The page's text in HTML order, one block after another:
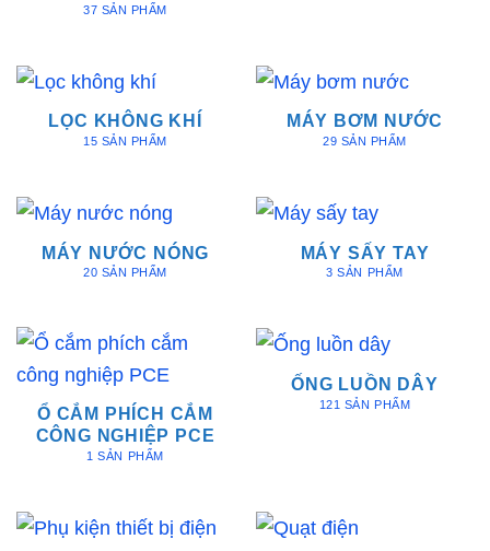
37 SẢN PHẨM
LỌC KHÔNG KHÍ
15 SẢN PHẨM
MÁY BƠM NƯỚC
29 SẢN PHẨM
MÁY NƯỚC NÓNG
20 SẢN PHẨM
MÁY SẤY TAY
3 SẢN PHẨM
Ổ CẮM PHÍCH CẮM
CÔNG NGHIỆP PCE
1 SẢN PHẨM
ỐNG LUỒN DÂY
121 SẢN PHẨM